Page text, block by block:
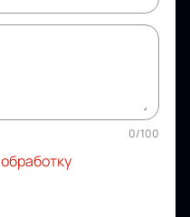
0/100
обработку